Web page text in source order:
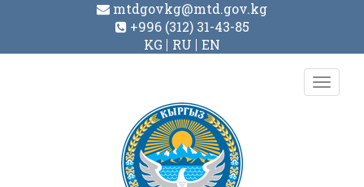
mtdgovkg@mtd.gov.kg
+996 (312) 31-43-85
KG
RU EN
Toggle